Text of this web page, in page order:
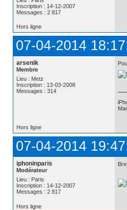
Inscription : 14-12-2007
Messages : 2 817
Hors ligne
07-04-2014
arsenik
Membre
Lieu : Metz
Inscription : 13-03-2008
Messages : 314
Hors ligne
07-04-2014
iphoninparis
Modérateur
Lieu : Paris
Inscription : 14-12-2007
Messages : 2 817
Hors ligne